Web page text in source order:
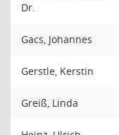
Dr.
Gacs, Johannes
Gerstle, Kerstin
Greiß, Linda